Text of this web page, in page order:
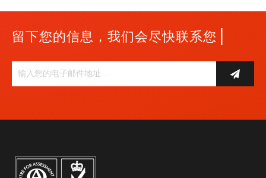
留下您的信息，我们会尽快联系您 |